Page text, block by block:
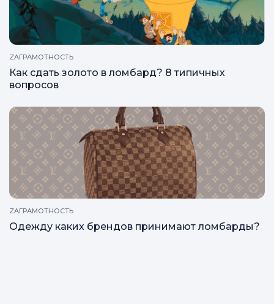
ZAГРАМОТНОСТЬ
Как сдать золото в ломбард? 8 типичных
вопросов
ZAГРАМОТНОСТЬ
Одежду каких брендов принимают ломбарды?